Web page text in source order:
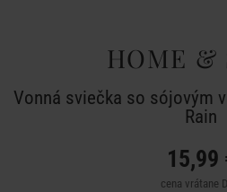
HOME &
Vonná sviečka so sójovým
Rain
15,99
cena vrátane